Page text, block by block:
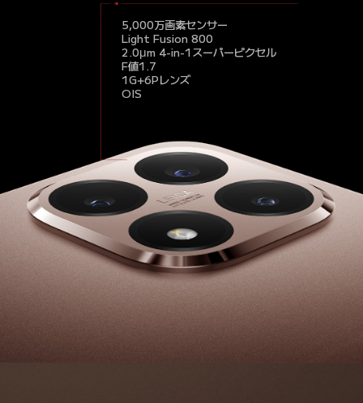
5,000万画素センサー
Light Fusion 800
2.0μm 4-in-1スーパーピクセル
F値1.7
1G+6Pレンズ
OIS
F値1.9